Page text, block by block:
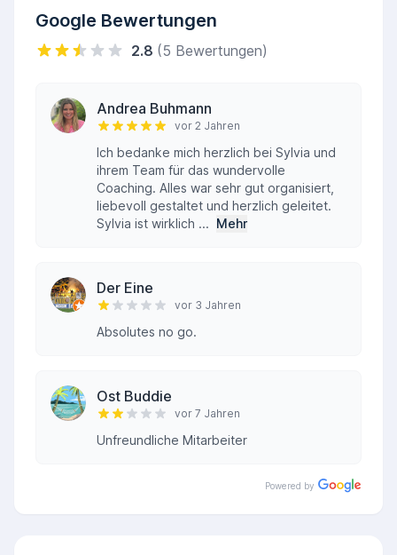
Google Bewertungen
2.8 (5 Bewertungen)
Andrea Buhmann
vor 2 Jahren
Ich bedanke mich herzlich bei Sylvia und
ihrem Team für das wundervolle
Coaching. Alles war sehr gut organisiert,
liebevoll gestaltet und herzlich geleitet.
Sylvia ist wirklich ... Mehr
Der Eine
vor 3 Jahren
Absolutes no go.
Ost Buddie
vor 7 Jahren
Unfreundliche Mitarbeiter
Powered by